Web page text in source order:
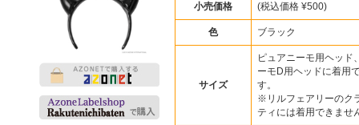
小売価格
(税込価格 ¥500)
色 ブラック
サイズ
ピュアニーモ用ヘッド
ーモD用ヘッドに着用
す。
※リルフェアリーのク
ティには着用できませ